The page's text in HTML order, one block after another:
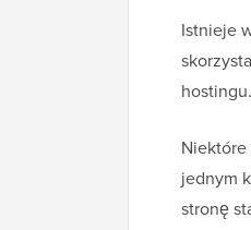
Istnieje
hostingu.
Niektóre
jednym
stronę